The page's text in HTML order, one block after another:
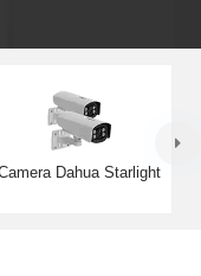
Dahua Starlight